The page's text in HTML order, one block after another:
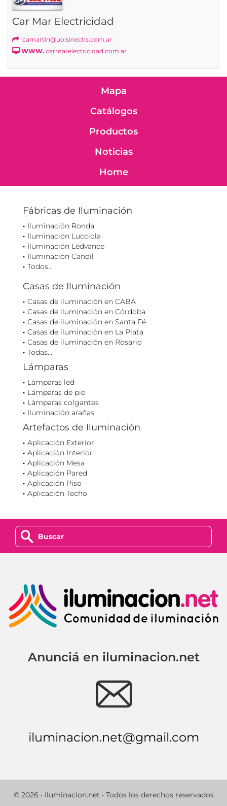
Car Mar Electricidad
camartin@uolsinectis.com.ar
WWW. carmarelectricidad.com.ar
Mapa
Catálogos
Productos
Noticias
Home
Fábricas de Iluminación
Iluminación Ronda
Iluminación Lucciola
Iluminación Ledvance
Iluminación Candil
Todos...
Casas de Iluminación
Casas de iluminación en CABA
Casas de iluminación en Córdoba
Casas de iluminación en Santa Fé
Casas de iluminación en La Plata
Casas de iluminación en Rosario
Todas...
Lámparas
Lámparas led
Lámparas de pie
Lámparas colgantes
Iluminación arañas
Artefactos de Iluminación
Aplicación Exterior
Aplicación Interior
Aplicación Mesa
Aplicación Pared
Aplicación Piso
Aplicación Techo
z
Anunciá en iluminacion.net
e
iluminacion.net@gmail.com
© 2026 • Iluminacion.net • Todos los derechos reservados